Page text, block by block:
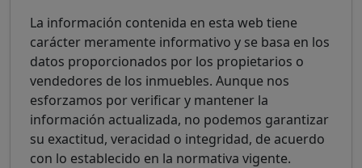
La información contenida en esta web tiene
carácter meramente informativo y se basa en los
datos proporcionados por los propietarios o
vendedores de los inmuebles. Aunque nos
esforzamos por verificar y mantener la
información actualizada, no podemos garantizar
su exactitud, veracidad o integridad, de acuerdo
con lo establecido en la normativa vigente.